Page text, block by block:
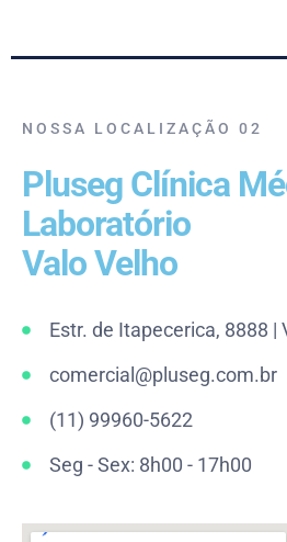
NOSSA LOCALIZAÇÃO 02
Pluseg Clínica
Laboratório
Valo Velho
Estr. de Itapecerica, 8888 |
comercial@pluseg.com.br
(11) 99960-5622
Seg - Sex: 8h00 - 17h00